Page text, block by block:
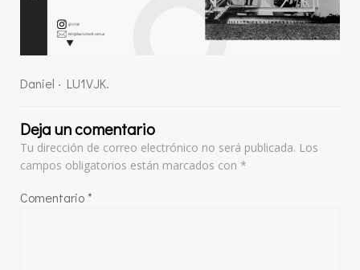
Daniel · LU1VJK.
Deja un comentario
Tu dirección de correo electrónico no será publicada. Los
campos obligatorios están marcados con *
Comentario*